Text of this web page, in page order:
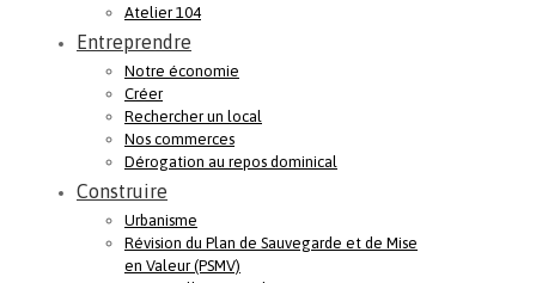
Atelier 104
Entreprendre
Notre économie
Créer
Rechercher un local
Nos commerces
Dérogation au repos dominical
Construire
Urbanisme
Révision du Plan de Sauvegarde et de Mise
en Valeur (PSMV)